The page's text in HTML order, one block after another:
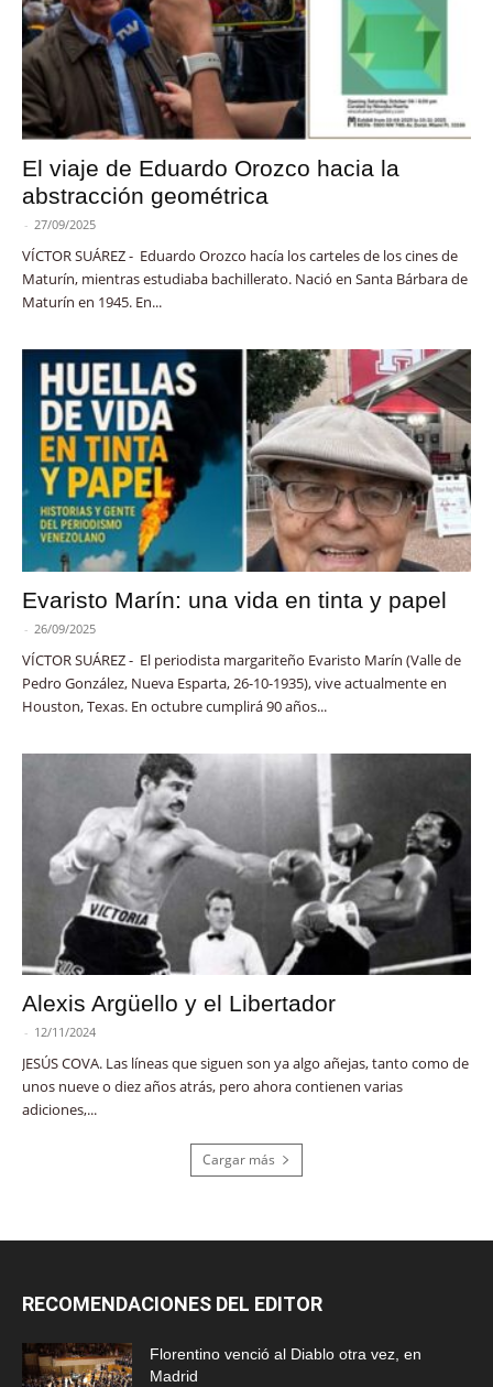
El viaje de Eduardo Orozco hacia la
abstracción geométrica
- 27/09/2025
VÍCTOR SUÁREZ - Eduardo Orozco hacía los carteles de los cines de
Maturín, mientras estudiaba bachillerato. Nació en Santa Bárbara de
Maturín en 1945. En...
Evaristo Marín: una vida en tinta y papel
- 26/09/2025
VÍCTOR SUÁREZ - El periodista margariteño Evaristo Marín (Valle de
Pedro González, Nueva Esparta, 26-10-1935), vive actualmente en
Houston, Texas. En octubre cumplirá 90 años...
Alexis Argüello y el Libertador
- 12/11/2024
JESÚS COVA. Las líneas que siguen son ya algo añejas, tanto como de
unos nueve o diez años atrás, pero ahora contienen varias
adiciones,...
Cargar más
RECOMENDACIONES DEL EDITOR
Florentino venció al Diablo otra vez, en
Madrid